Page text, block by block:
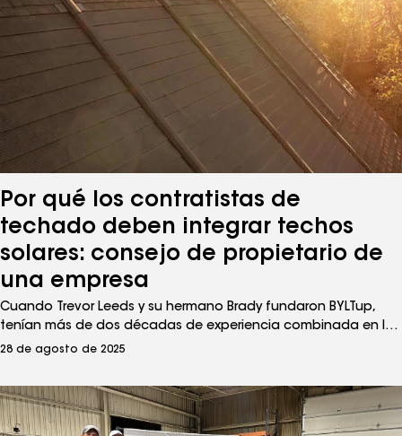
Por qué los contratistas de
techado deben integrar techos
solares: consejo de propietario de
una empresa
Cuando Trevor Leeds y su hermano Brady fundaron BYLTup,
tenían más de dos décadas de experiencia combinada en la
industria de techos. ¿La pieza que faltaba? La energía solar.
fusionar la industria de techos con la de energía solar. "El
techado es una industria en evolución", aseguró Trevor Leeds,
cofundador y director ejecutivo de BYLTup, y uno de los dos
28 de agosto de 2025